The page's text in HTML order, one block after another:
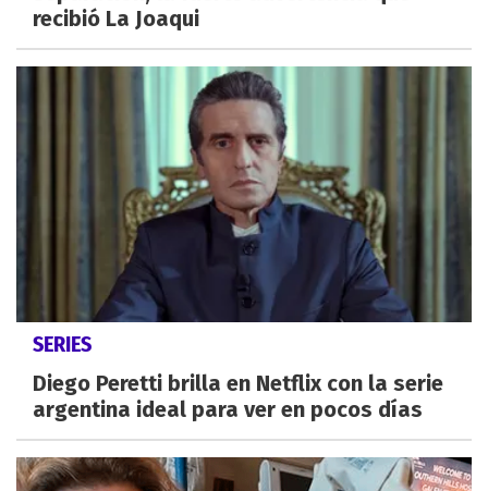
recibió La Joaqui
SERIES
Diego Peretti brilla en Netflix con la serie
argentina ideal para ver en pocos días